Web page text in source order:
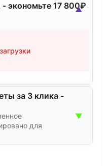
экономьте 17 800₽
▲
за 3 клика -
для
▼